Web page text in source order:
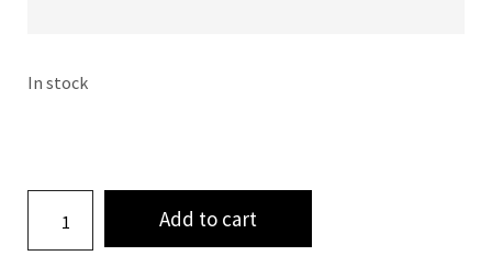
In stock
Add to cart